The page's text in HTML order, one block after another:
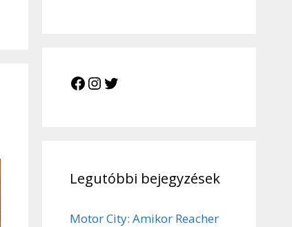
Facebook
Instagram
Legutóbbi bejegyzések
Motor City: Amikor Reacher